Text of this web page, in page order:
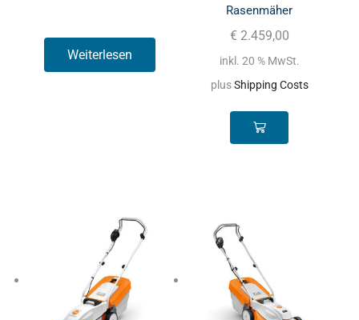
Weiterlesen
Rasenmäher
€ 2.459,00
inkl. 20 % MwSt.
plusShipping Costs